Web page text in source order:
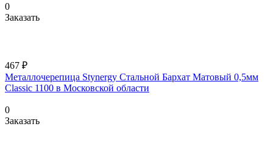
0
Заказать
467 ₽
Металлочерепица Stynergy Стальной Бархат Матовый 0,5мм
Classic 1100 в Московской области
0
Заказать